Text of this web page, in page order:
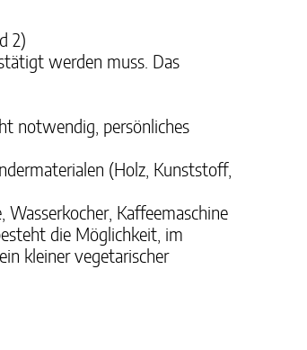
2)
werden muss. Das
notwendig, persönliches
(Holz, Kunststoff,
Kaffeemaschine
die Möglichkeit, im
kleiner vegetarischer